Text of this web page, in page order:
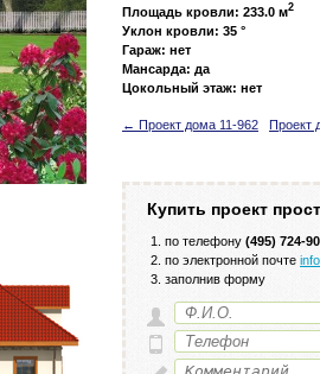
Площадь кровли: 233.0 м2
Уклон кровли: 35 °
Гараж: нет
Мансарда: да
Цокольный этаж: нет
← Проект дома 11-962 Проект
Купить проект
по телефону (495) 724-
по электронной почте
заполнив форму